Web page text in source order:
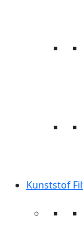
Kunststof